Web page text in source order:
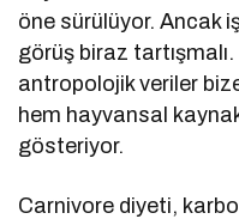
öne sürülüyor. Ancak
görüş biraz
antropolojik veriler
hem hayvansal
gösteriyor.
Carnivore diyeti,